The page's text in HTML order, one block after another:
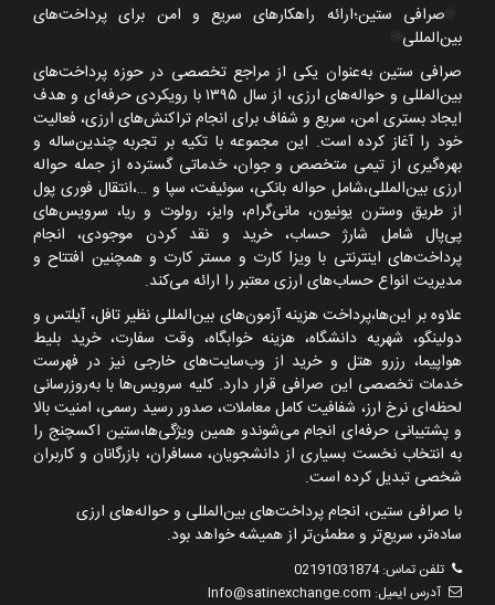
صرافی ستین؛ارائه راهکارهای سریع و امن برای پرداخت‌های
بین‌المللی
صرافی ستین به‌عنوان یکی از مراجع تخصصی در حوزه پرداخت‌های
بین‌المللی و حواله‌های ارزی، از سال ۱۳۹۵با رویکردی حرفه‌ای و هدف
ایجاد بستری امن، سریع و شفاف برای انجام تراکنش‌های ارزی، فعالیت
خود را آغاز کرده است. این مجموعه با تکیه بر تجربه چندین‌ساله و
بهره‌گیری از تیمی متخصص و جوان، خدماتی گسترده از جمله حواله
ارزی بین‌المللی،شامل حواله بانکی، سوئیفت، سپا و …،انتقال فوری پول
از طریق وسترن یونیون، مانی‌گرام، وایز، رولوت و ریا، سرویس‌های
پی‌پال شامل شارژ حساب، خرید و نقد کردن موجودی، انجام
پرداخت‌های اینترنتی با ویزا کارت و مستر کارت و همچنین افتتاح و
مدیریت انواع حساب‌های ارزی معتبر را ارائه می‌کند.
علاوه بر این‌ها،پرداخت هزینه آزمون‌های بین‌المللی نظیر تافل، آیلتس و
دولینگو، شهریه دانشگاه، هزینه خوابگاه، وقت سفارت، خرید بلیط
هواپیما، رزرو هتل و خرید از وب‌سایت‌های خارجی نیز در فهرست
خدمات تخصصی این صرافی قرار دارد. کلیه سرویس‌ها با به‌روزرسانی
لحظه‌ای نرخ ارز، شفافیت کامل معاملات، صدور رسید رسمی، امنیت بالا
و پشتیبانی حرفه‌ای انجام می‌شوندو همین ویژگی‌ها،ستین اکسچنج را
به انتخاب نخست بسیاری از دانشجویان، مسافران، بازرگانان و کاربران
شخصی تبدیل کرده است.
با صرافی ستین، انجام پرداخت‌های بین‌المللی و حواله‌های ارزی
ساده‌تر، سریع‌تر و مطمئن‌تر از همیشه خواهد بود.
تلفن تماس:02191031874
آدرس ایمیل: Info@satinexchange.com